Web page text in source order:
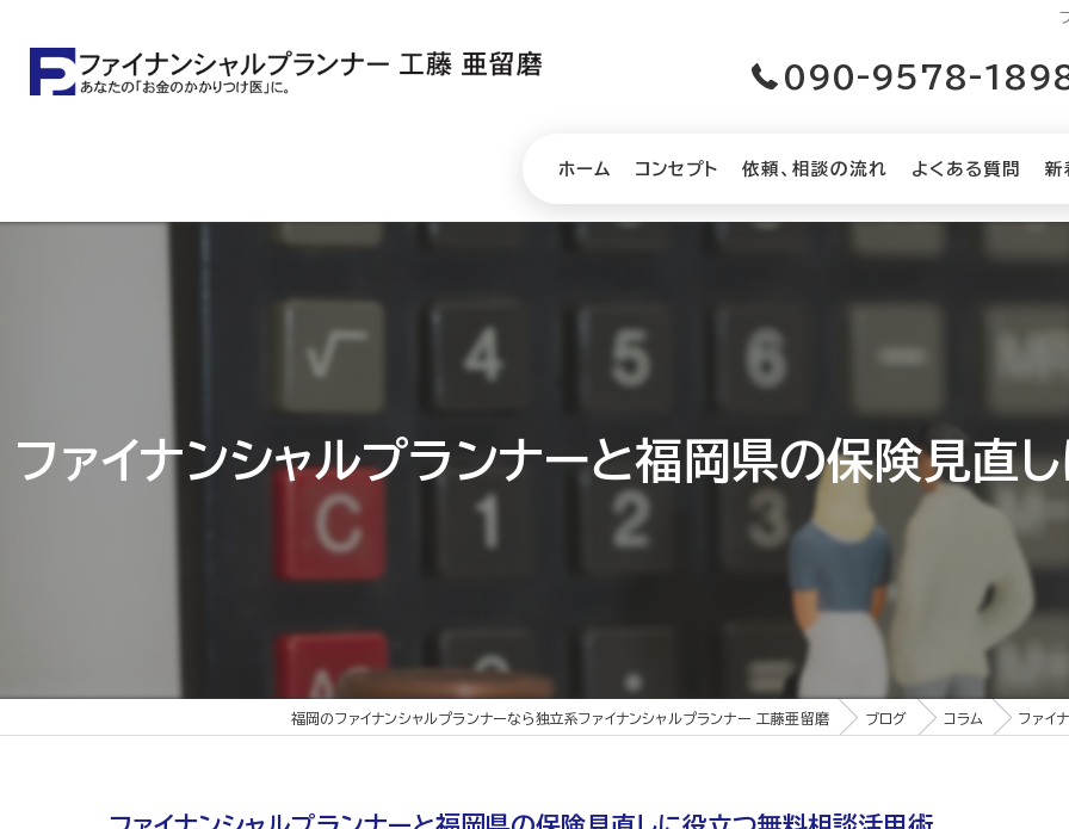
090-9578-
ホーム コンセプト 依頼、相談の流れ よくある質問 新
ファイナンシャルプランナーと福岡県の保険見直
福岡のファイナンシャルプランナーなら独立系ファイナンシャルプランナー 工藤亜留磨 ブログ コラム ファイ